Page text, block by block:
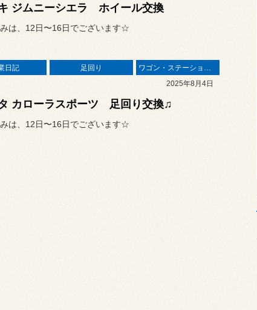
ジムニーシエラ ホイール交換
は、12日〜16日でございます☆
日記 足回り
ワゴン・ステーションワゴン
2025年8月4日
カローラスポーツ 足回り交換♫
は、12日〜16日でございます☆